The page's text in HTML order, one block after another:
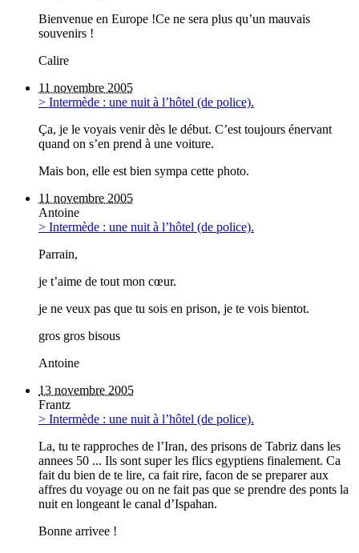
Bienvenue en Europe !Ce ne sera plus qu’un mauvais
souvenirs !
Calire
11 novembre 2005
> Intermède : une nuit à l’hôtel (de police).
Ça, je le voyais venir dès le début. C’est toujours énervant
quand on s’en prend à une voiture.
Mais bon, elle est bien sympa cette photo.
11 novembre 2005
Antoine
> Intermède : une nuit à l’hôtel (de police).
Parrain,
je t’aime de tout mon cœur.
je ne veux pas que tu sois en prison, je te vois bientot.
gros gros bisous
Antoine
13 novembre 2005
Frantz
> Intermède : une nuit à l’hôtel (de police).
La, tu te rapproches de l’Iran, des prisons de Tabriz dans les
annees 50 ... Ils sont super les flics egyptiens finalement. Ca
fait du bien de te lire, ca fait rire, facon de se preparer aux
affres du voyage ou on ne fait pas que se prendre des ponts la
nuit en longeant le canal d’Ispahan.
Bonne arrivee !